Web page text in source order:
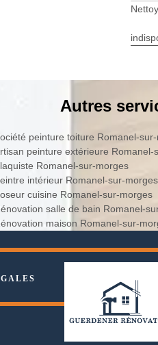
Autres
peinture toiture Romanel-
peinture extérieure Romanel-
Romanel-sur-morges
intérieur Romanel-sur-morges
cuisine Romanel-sur-morges
salle de bain Romanel-
maison Romanel-sur-